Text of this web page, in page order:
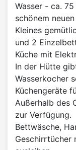
Wasser - ca.
schönem
Kleines
und 2
Küche mit
In der Hütte
Wasserkocher
Küchengeräte
Außerhalb des
zur Verfügung.
Bettwäsche,
Geschirrtücher